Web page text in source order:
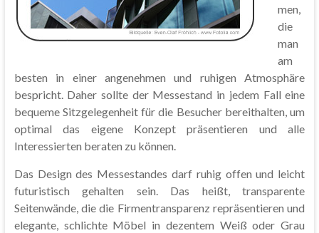
men,
die
man
am
besten in einer angenehmen und ruhigen Atmosphäre
bespricht. Daher sollte der Messestand in jedem Fall eine
bequeme Sitzgelegenheit für die Besucher bereithalten, um
optimal das eigene Konzept präsentieren und alle
Interessierten beraten zu können.
Das Design des Messestandes darf ruhig offen und leicht
futuristisch gehalten sein. Das heißt, transparente
Seitenwände, die die Firmentransparenz repräsentieren und
elegante, schlichte Möbel in dezentem Weiß oder Grau